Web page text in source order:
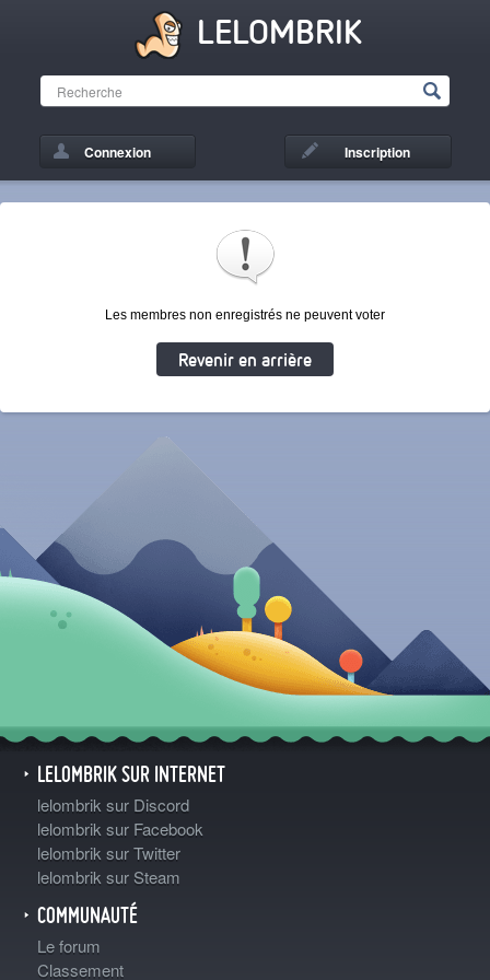
LELOMBRIK
Connexion Inscription
Les membres non enregistrés ne peuvent voter
Revenir en arrière
LELOMBRIK SUR INTERNET
lelombrik sur Discord
lelombrik sur Facebook
lelombrik sur Twitter
lelombrik sur Steam
COMMUNAUTÉ
Le forum
Classement